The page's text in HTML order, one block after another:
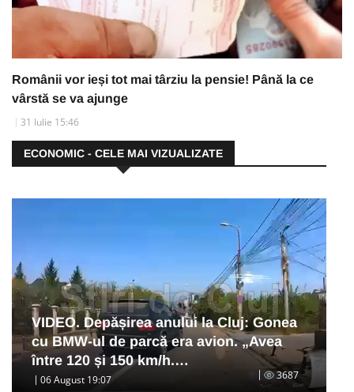
Românii vor ieși tot mai târziu la pensie! Până la ce
vârstă se va ajunge
31 Iulie 15:46
ECONOMIC - CELE MAI VIZUALIZATE
VIDEO. Depășirea anului la Cluj: Gonea
cu BMW-ul de parcă era avion. „Avea
între 120 și 150 km/h.…
06 August 19:07 3687